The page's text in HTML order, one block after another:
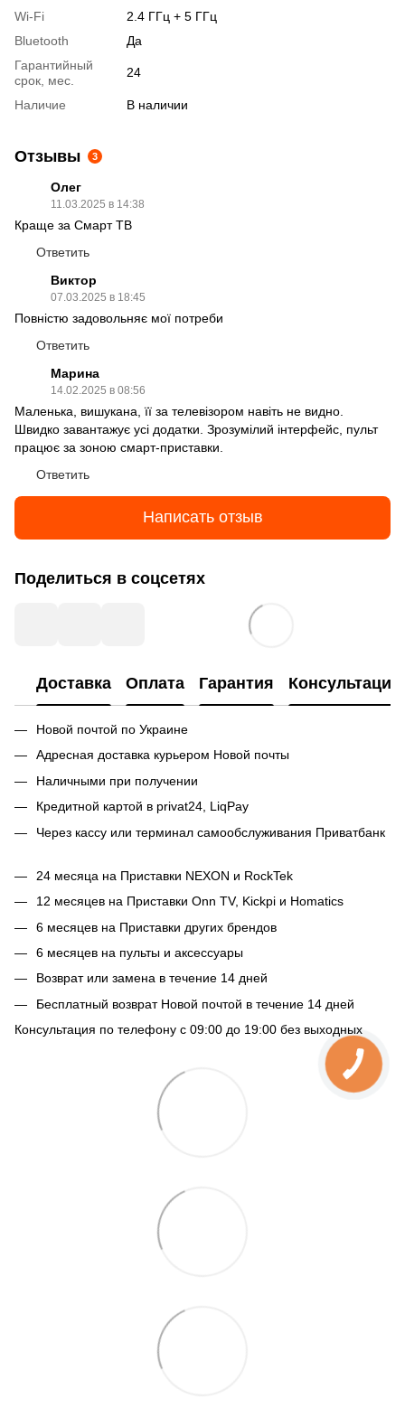
Wi-Fi
2.4 ГГц + 5 ГГц
Bluetooth
Да
Гарантийный
срок, мес.
24
Наличие В наличии
Отзывы 3
Олег
11.03.2025 в 14:38
Краще за Смарт ТВ
Ответить
Виктор
07.03.2025 в 18:45
Повністю задовольняє мої потреби
Ответить
Марина
14.02.2025 в 08:56
Маленька, вишукана, її за телевізором навіть не видно.
Швидко завантажує усі додатки. Зрозумілий інтерфейс, пульт
працює за зоною смарт-приставки.
Ответить
Написать отзыв
Поделиться в соцсетях
Доставка Оплата Гарантия Консультация
Новой почтой по Украине
Адресная доставка курьером Новой почты
Наличными при получении
Кредитной картой в privat24, LiqPay
Через кассу или терминал самообслуживания Приватбанк
24 месяца на Приставки NEXON и RockTek
12 месяцев на Приставки Onn TV, Kickpi и Homatics
6 месяцев на Приставки других брендов
6 месяцев на пульты и аксессуары
Возврат или замена в течение 14 дней
Бесплатный возврат Новой почтой в течение 14 дней
Консультация по телефону с 09:00 до 19:00 без выходных